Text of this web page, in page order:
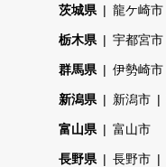
茨城県 龍ケ崎市
栃木県 宇都宮市
群馬県 伊勢崎市
新潟県 新潟市
富山県 富山市
長野県 長野市